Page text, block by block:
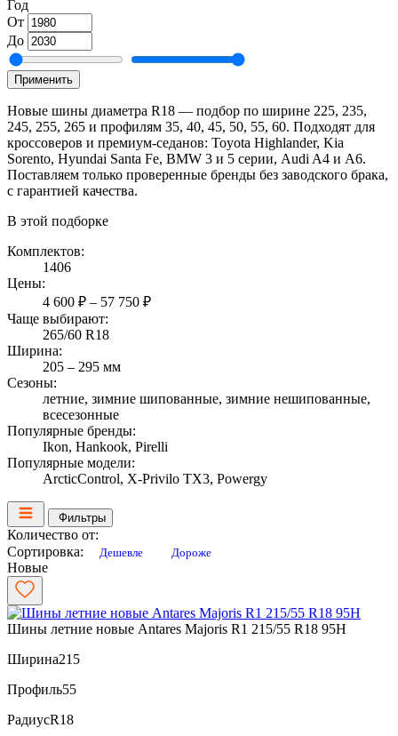
Год
От
До
Применить
Новые шины диаметра R18 — подбор по ширине 225, 235,
245, 255, 265 и профилям 35, 40, 45, 50, 55, 60. Подходят для
кроссоверов и премиум-седанов: Toyota Highlander, Kia
Sorento, Hyundai Santa Fe, BMW 3 и 5 серии, Audi A4 и A6.
Поставляем только проверенные бренды без заводского брака,
с гарантией качества.
В этой подборке
Комплектов:
1406
Цены:
4 600 ₽ – 57 750 ₽
Чаще выбирают:
265/60 R18
Ширина:
205 – 295 мм
Сезоны:
летние, зимние шипованные, зимние нешипованные,
всесезонные
Популярные бренды:
Ikon, Hankook, Pirelli
Популярные модели:
ArcticControl, X-Privilo TX3, Powergy
Фильтры
Количество от:
Сортировка:
Дешевле Дороже
Новые
Шины летние новые Antares Majoris R1 215/55 R18 95H
Ширина215
Профиль55
РадиусR18